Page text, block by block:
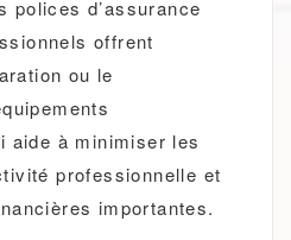
polices d’assurance
offrent
ou le
aide à minimiser les
professionnelle et
importantes.